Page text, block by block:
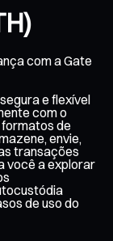
com a Gate
e flexível
com o
de
envie,
transações
você a explorar
de uso do